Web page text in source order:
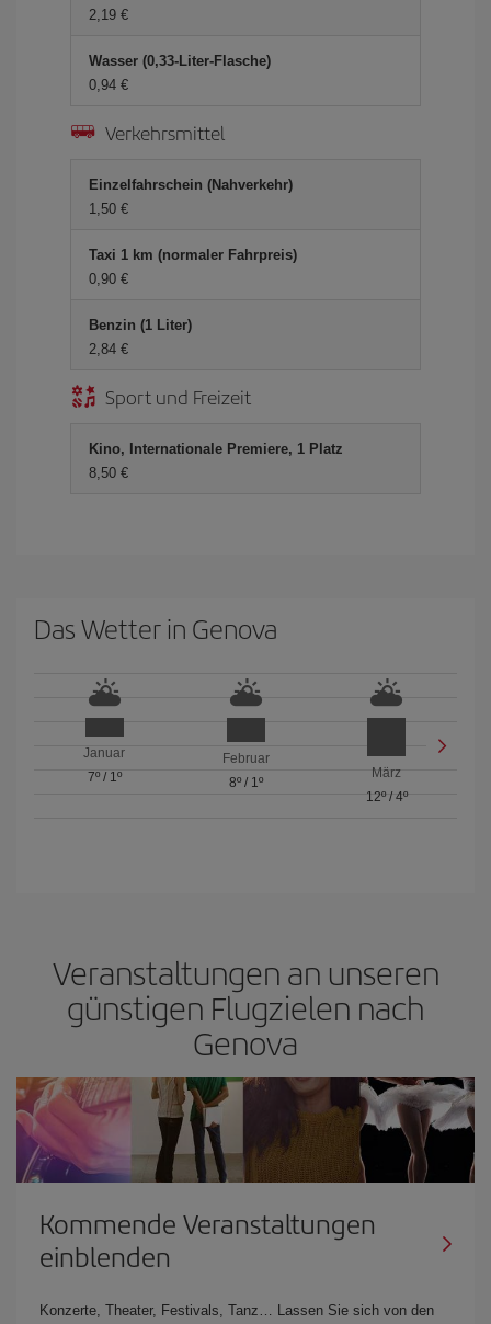
2,19 €
Wasser (0,33-Liter-Flasche)
0,94 €
Verkehrsmittel
Einzelfahrschein (Nahverkehr)
1,50 €
Taxi 1 km (normaler Fahrpreis)
0,90 €
Benzin (1 Liter)
2,84 €
Sport und Freizeit
Kino, Internationale Premiere, 1 Platz
8,50 €
Das Wetter in Genova
Januar
7º/ 1º
Februar
8º/ 1º
März
12º/ 4º
Veranstaltungen an unseren
günstigen Flugzielen nach
Genova
Kommende Veranstaltungen
einblenden
Konzerte, Theater, Festivals, Tanz… Lassen Sie sich von den